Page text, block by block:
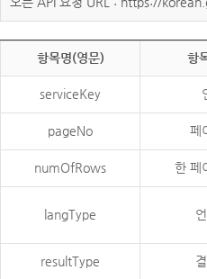
항목명(영문) 항
serviceKey
pageNo 페
numOfRows 한 페
langType
resultType